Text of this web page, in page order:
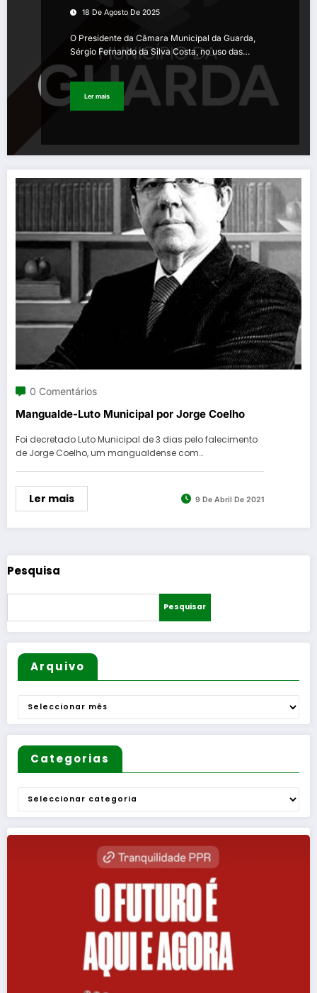
18 De Agosto De 2025
O Presidente da Câmara Municipal da Guarda,
Sérgio Fernando da Silva Costa, no uso das…
Ler mais
0 Comentários
Mangualde-Luto Municipal por Jorge Coelho
Foi decretado Luto Municipal de 3 dias pelo falecimento
de Jorge Coelho, um mangualdense com…
Ler mais 9 De Abril De 2021
Pesquisa
Pesquisar
Arquivo
Arquivo
Categorias
Categorias